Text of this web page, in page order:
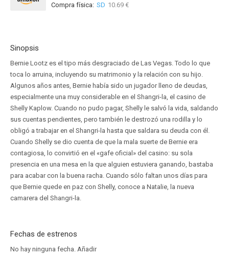
Compra física: SD 10.69 €
Sinopsis
Bernie Lootz es el tipo más desgraciado de Las Vegas. Todo lo que
toca lo arruina, incluyendo su matrimonio y la relación con su hijo.
Algunos años antes, Bernie había sido un jugador lleno de deudas,
especialmente una muy considerable en el Shangri-la, el casino de
Shelly Kaplow. Cuando no pudo pagar, Shelly le salvó la vida, saldando
sus cuentas pendientes, pero también le destrozó una rodilla y lo
obligó a trabajar en el Shangri-la hasta que saldara su deuda con él.
Cuando Shelly se dio cuenta de que la mala suerte de Bernie era
contagiosa, lo convirtió en el «gafe oficial» del casino: su sola
presencia en una mesa en la que alguien estuviera ganando, bastaba
para acabar con la buena racha. Cuando sólo faltan unos días para
que Bernie quede en paz con Shelly, conoce a Natalie, la nueva
camarera del Shangri-la.
Fechas de estrenos
No hay ninguna fecha. Añadir